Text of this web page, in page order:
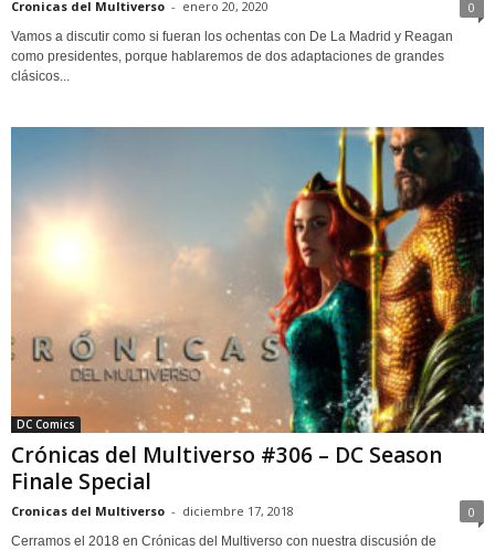
Cronicas del Multiverso - enero 20, 2020 0
Vamos a discutir como si fueran los ochentas con De La Madrid y Reagan
como presidentes, porque hablaremos de dos adaptaciones de grandes
clásicos...
DC Comics
Crónicas del Multiverso #306 – DC Season
Finale Special
Cronicas del Multiverso - diciembre 17, 2018 0
Cerramos el 2018 en Crónicas del Multiverso con nuestra discusión de